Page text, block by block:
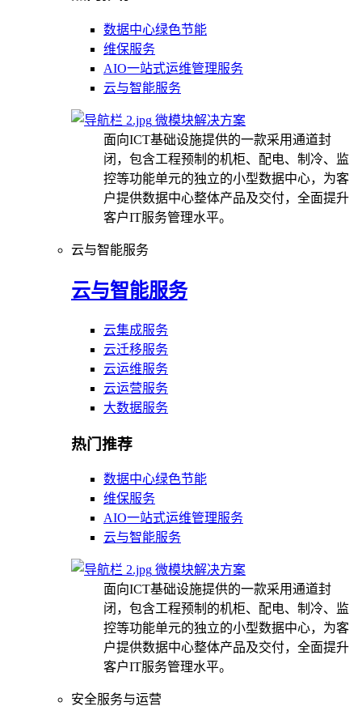
数据中心绿色节能
维保服务
AIO一站式运维管理服务
云与智能服务
微模块解决方案
面向ICT基础设施提供的一款采用通道封
闭，包含工程预制的机柜、配电、制冷、监
控等功能单元的独立的小型数据中心，为客
户提供数据中心整体产品及交付，全面提升
客户IT服务管理水平。
云与智能服务
云与智能服务
云集成服务
云迁移服务
云运维服务
云运营服务
大数据服务
热门推荐
数据中心绿色节能
维保服务
AIO一站式运维管理服务
云与智能服务
微模块解决方案
面向ICT基础设施提供的一款采用通道封
闭，包含工程预制的机柜、配电、制冷、监
控等功能单元的独立的小型数据中心，为客
户提供数据中心整体产品及交付，全面提升
客户IT服务管理水平。
安全服务与运营